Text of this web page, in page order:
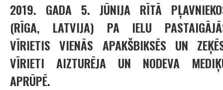
2019. GADA 5. JŪNIJA RĪTĀ
(RĪGA, LATVIJA) PA IELU
VĪRIETIS VIENĀS APAKŠBIKSĒS UN
VĪRIETI AIZTURĒJA UN NODEVA
APRŪPĒ.